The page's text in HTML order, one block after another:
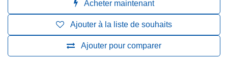
Acheter maintenant
Ajouter pour comparer
Ajouter à la liste de souhaits